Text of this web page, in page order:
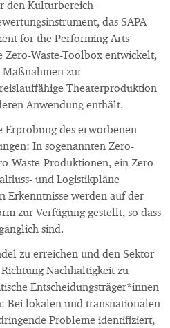
den Kulturbereich
das SAPA-
for the Performing Arts
Zero-Waste-Toolbox entwickelt,
zur
Theaterproduktion
Anwendung enthält.
Erprobung des erworbenen
In sogenannten Zero-
Waste-Produktionen, ein Zero-
und Logistikpläne
Erkenntnisse werden auf der
zur Verfügung gestellt, so dass
sind.
zu erreichen und den Sektor
Nachhaltigkeit zu
Entscheidungsträger*innen
Bei lokalen und transnationalen
Probleme identifiziert,